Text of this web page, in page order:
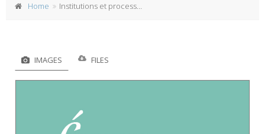
Home Institutions et processus de décision
IMAGES FILES